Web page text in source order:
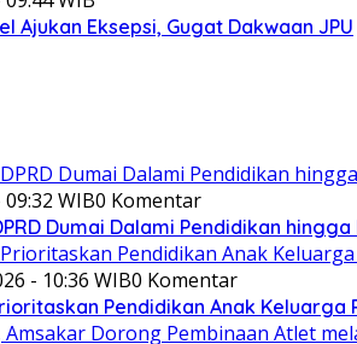
Ajukan Eksepsi, Gugat Dakwaan JPU
WIB0 Komentar
Dumai Dalami Pendidikan hingga
- 10:36 WIB0 Komentar
Pendidikan Anak Keluarga